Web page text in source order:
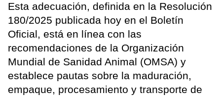
Esta adecuación, definida en la Resolución
180/2025 publicada hoy en el Boletín
Oficial, está en línea con las
recomendaciones de la Organización
Mundial de Sanidad Animal (OMSA) y
establece pautas sobre la maduración,
empaque, procesamiento y transporte de